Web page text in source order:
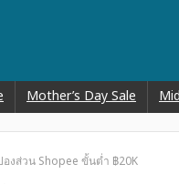
Mother’s Day Sale
งส่วน Shopee ขั้นต่ำ ฿20K